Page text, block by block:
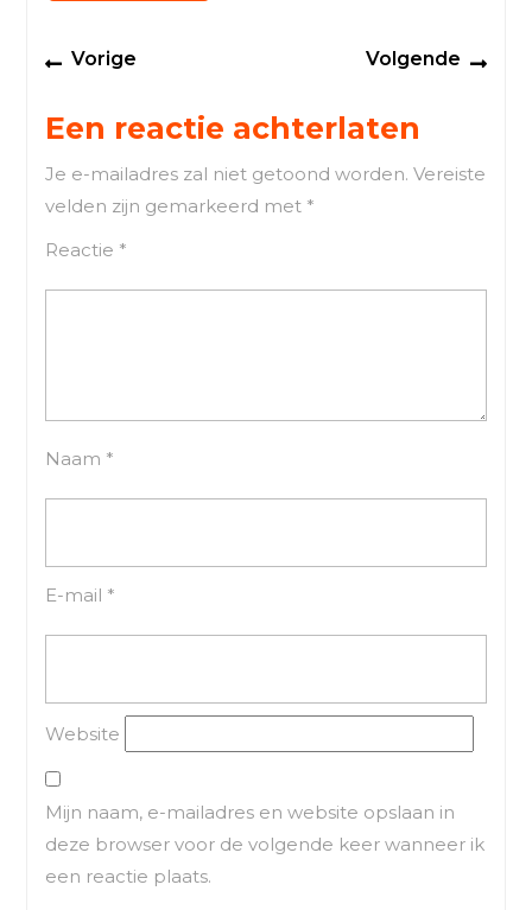
Berichtnavigatie
Vorige Volgende
Een reactie achterlaten
Je e-mailadres zal niet getoond worden. Vereiste
velden zijn gemarkeerd met *
Reactie *
Naam *
E-mail *
Website
Mijn naam, e-mailadres en website opslaan in
deze browser voor de volgende keer wanneer ik
een reactie plaats.